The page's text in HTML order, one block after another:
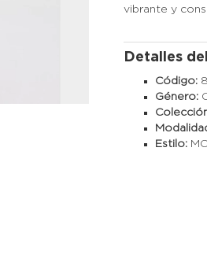
vibrante y
Detalles
Código:
Género:
Estilo: